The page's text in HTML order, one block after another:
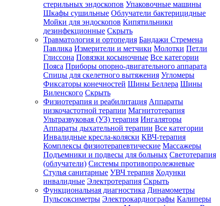
стерильных эндоскопов Упаковочные машины
Шкафы сушильные Облучатели бактерицидные
Мойки для эндоскопов Кипятильники
дезинфекционные Скрыть
Травматология и ортопедия Бандажи Стремена
Павлика Измерители и метчики Молотки Петли
Глиссона Повязки косыночные Все категории
Пояса Приборы опорно-двигательного аппарата
Спицы для скелетного вытяжения Угломеры
Фиксаторы конечностей Шины Беллера Шины
Виленского Скрыть
Физиотерапия и реабилитация Аппараты
низкочастотной терапии Магнитотерапия
Ультразвуковая (УЗ) терапия Ингаляторы
Аппараты дыхательной терапии Все категории
Инвалидные кресла-коляски КВЧ-терапия
Комплексы физиотерапевтические Массажеры
Подъемники и подвесы для больных Светотерапия
(облучатели) Системы противопролежневые
Стулья санитарные УВЧ терапия Ходунки
инвалидные Электротерапия Скрыть
Функциональная диагностика Динамометры
Пульсоксиметры Электрокардиографы Калиперы